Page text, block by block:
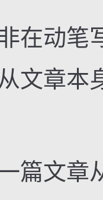
动笔
文章本
文章